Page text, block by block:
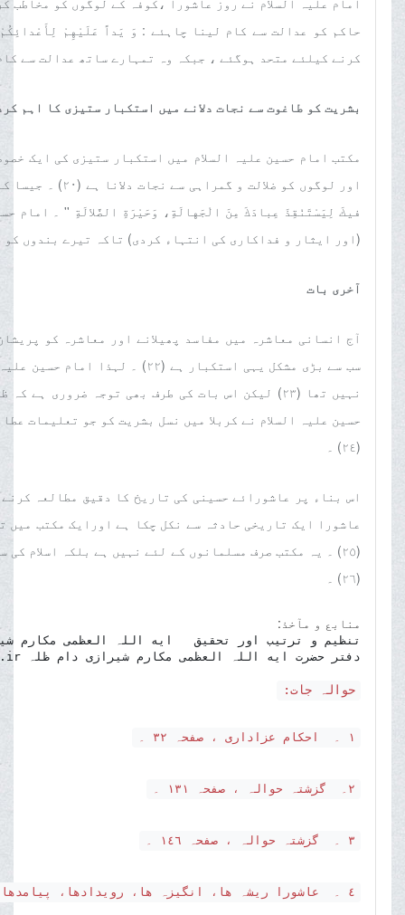
کرنے کیلئے متحد ہوگئے ، جبکہ وہ تمہارے ساتھ عدالت سے
بشریت کو طاغوت سے نجات دلانے میں استکبار ستیزی کا اہم
مکتب امام حسین علیہ السلام میں استکبار ستیزی کی ایک
اور لوگوں کو
فيكَ لِيَسْتَنْقِذَ عِبادَكَ مِنَ الْجَهالَةِ، وَحَيْرَةِ الضَّلالَةِ '' ۔ امام
(اور ایثار و فداکاری کی انتہاء کردی) تاکہ تیرے بندوں کو
آخری بات
آج انسانی معاشرہ میں مفاسد پھیلانے اور معاشرہ کو
سب سے بڑی مشکل یہی استکبار ہے
نہیں تھا (٢٣) لیکن اس بات کی طرف بھی توجہ
حسین علیہ السلام نے کربلا میں نسل بشریت کو جو تعلیمات
(٢٤) ۔
اس بناء پر عاشورائے حسینی کی تاریخ کا دقیق مطالعہ
عاشورا ایک تاریخی حادثہ سے نکل چکا ہے اورایک مکتب
(٢٥) ۔ یہ مکتب صرف مسلمانوں کے لئے نہیں ہے بلکہ اسلام
(٢٦) ۔
منابع و مآخذ:
دفتر حضرت ایه اللہ العظمی مکارم شیرازی دام ظلہ www.makarem.ir
حوالہ جات:
١ ۔ احکام عزاداری ، صفحہ ٣٢ ۔
٢۔ گزشتہ حوالہ ، صفحہ ١٣١ ۔
٣ ۔ گزشتہ حوالہ ، صفحہ ١٤٦ ۔
٤ ۔ عاشورا ریشہ ھا، انگیزہ ھا، رویدادھا، پیامدھا، صفحہ ٢٨٠۔